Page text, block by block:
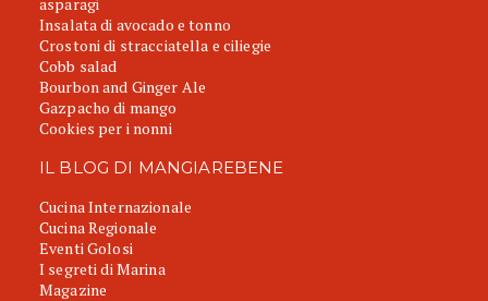
Insalata di avocado e tonno
Crostoni di stracciatella e ciliegie
Cobb salad
Bourbon and Ginger Ale
Gazpacho di mango
Cookies per i nonni
IL BLOG DI MANGIAREBENE
Cucina Internazionale
Cucina Regionale
Eventi Golosi
I segreti di Marina
Magazine